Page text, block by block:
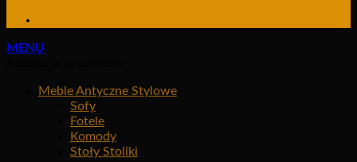
MENU
Meble Antyczne Stylowe
Sofy
Fotele
Komody
Stoły Stoliki